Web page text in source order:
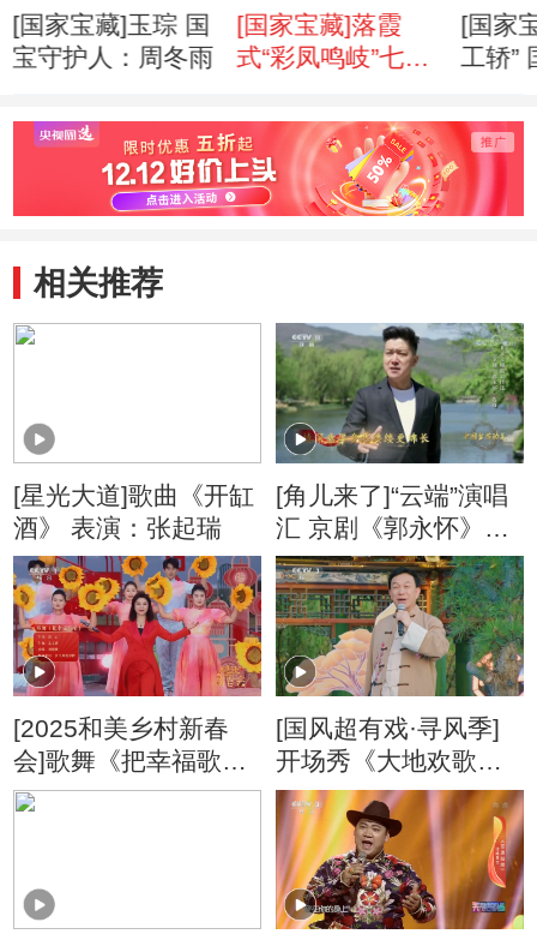
[国家宝藏]玉琮 国
宝守护人：周冬雨
[国家宝藏]落霞
式“彩凤鸣岐”七弦
孙淳
[国家
工轿”
相关推荐
[星光大道]歌曲《开缸
酒》 表演：张起瑞
[角儿来了]“云端”演唱
汇 京剧《郭永怀》选
段 演唱：张建峰
[2025和美乡村新春
会]歌舞《把幸福歌
唱》 演唱：刘媛媛
[国风超有戏·寻风季]
开场秀《大地欢歌》
演唱：石占明